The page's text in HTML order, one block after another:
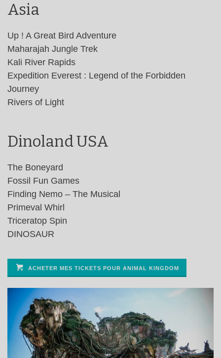
Asia
Up ! A Great Bird Adventure
Maharajah Jungle Trek
Kali River Rapids
Expedition Everest : Legend of the Forbidden
Journey
Rivers of Light
Dinoland USA
The Boneyard
Fossil Fun Games
Finding Nemo – The Musical
Primeval Whirl
Triceratop Spin
DINOSAUR
ACHETER MES TICKETS POUR ANIMAL KINGDOM